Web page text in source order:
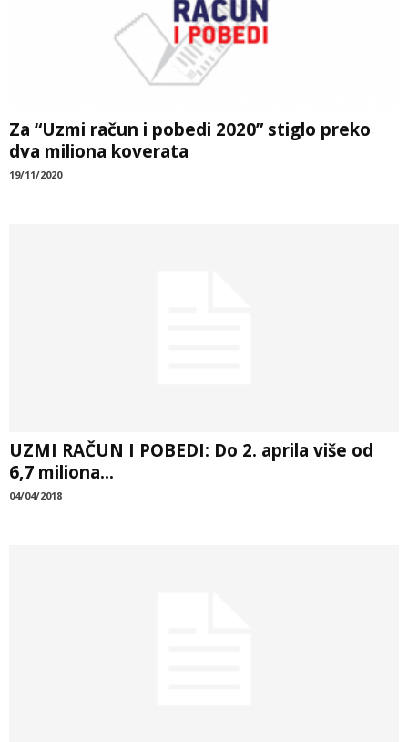
Za “Uzmi račun i pobedi 2020” stiglo preko
dva miliona koverata
19/11/2020
UZMI RAČUN I POBEDI: Do 2. aprila više od
6,7 miliona...
04/04/2018